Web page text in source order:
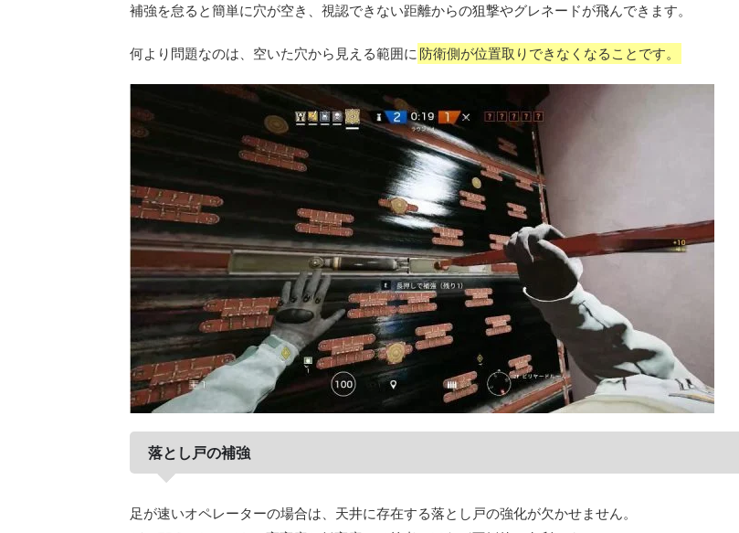
補強を怠ると簡単に穴が空き、視認できない距離からの狙撃やグレネードが飛んできます。
何より問題なのは、空いた穴から見える範囲に 防衛側が位置取りできなくなることです。
落とし戸の補強
足が速いオペレーターの場合は、天井に存在する落とし戸の強化が欠かせません。